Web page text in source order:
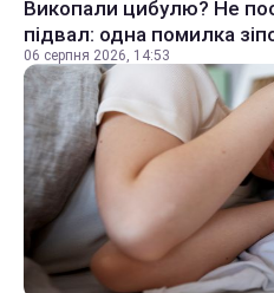
Викопали цибулю? Не
підвал: одна помилка
06 серпня 2026, 14:53